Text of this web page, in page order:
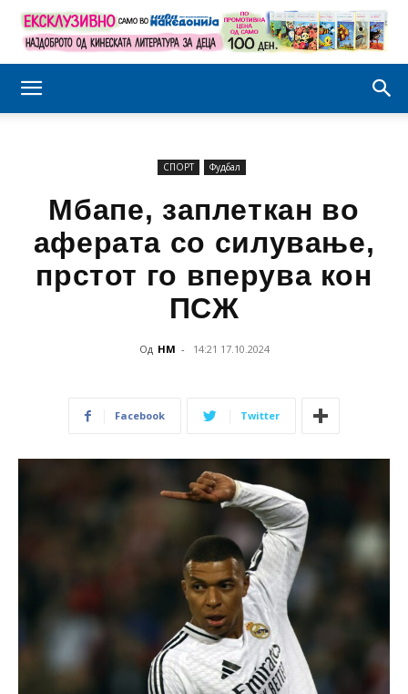
СПОРТ Фудбал
Мбапе, заплеткан во
аферата со силување,
прстот го вперува кон
ПСЖ
Од НМ - 14:21 17.10.2024
Facebook Twitter